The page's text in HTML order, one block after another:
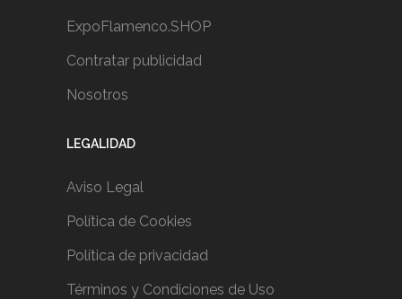
ExpoFlamenco.SHOP
Contratar publicidad
Nosotros
LEGALIDAD
Aviso Legal
Política de Cookies
Política de privacidad
Términos y Condiciones de Uso